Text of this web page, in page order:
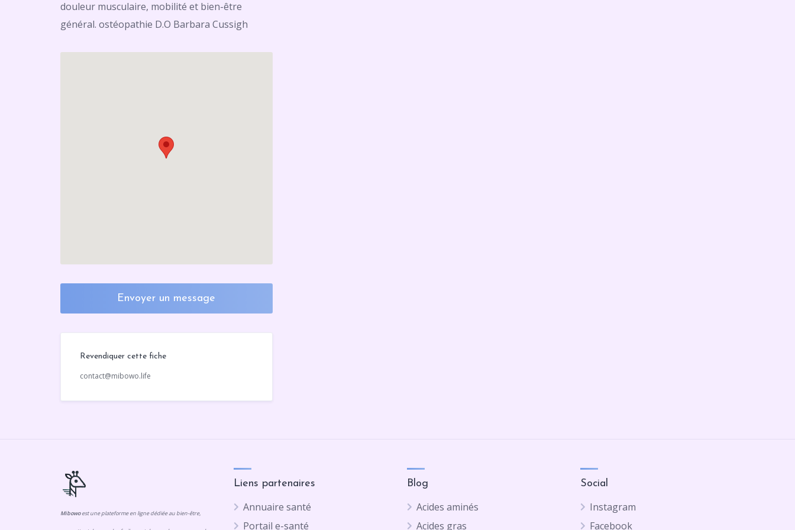
douleur musculaire, mobilité et bien-être
général. ostéopathie D.O Barbara Cussigh
Envoyer un message
Revendiquer cette fiche
contact@mibowo.life
Mibowoest une plateforme en ligne dédiée au bien-être,
Liens partenaires
Annuaire santé
Portail e-santé
Blog
Acides aminés
Acides gras
Social
Instagram
Facebook